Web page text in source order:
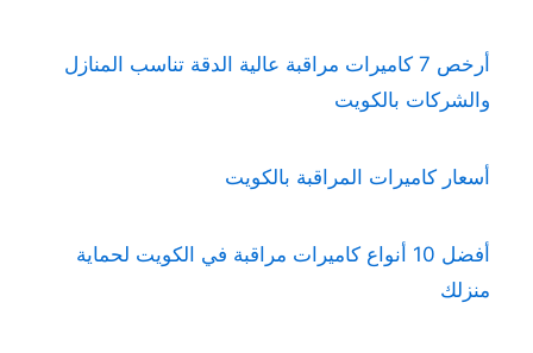
أرخص 7 كاميرات مراقبة عالية الدقة تناسب المنازل
والشركات بالكويت
أسعار كاميرات المراقبة بالكويت
أفضل 10 أنواع كاميرات مراقبة في الكويت لحماية
منزلك